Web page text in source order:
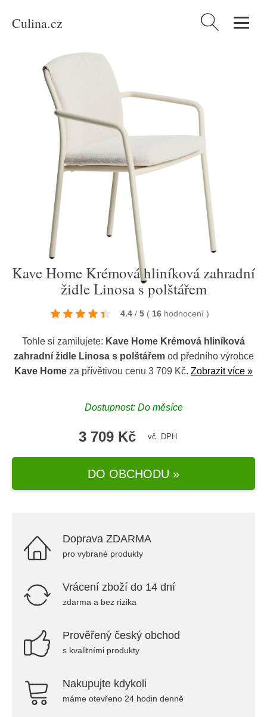
Culina.cz Vyhledávání
Produkty Bydlení a doplňky
zahradní židle Linosa s polštářem
Kave Home Krémová hliníková zahradní
židle Linosa s polštářem
4.4 / 5 ( 16 hodnocení )
Tohle si zamilujete: Kave Home Krémová hliníková
zahradní židle Linosa s polštářemod předního výrobce
Kave Home za přívětivou cenu 3 709 Kč. Zobrazit více »
Dostupnost: Do měsíce
3 709 Kč vč. DPH
DO OBCHODU »
Doprava ZDARMA
pro vybrané produkty
Vrácení zboží do 14 dní
zdarma a bez rizika
Prověřený český obchod
s kvalitními produkty
Nakupujte kdykoli
máme otevřeno 24 hodin denně